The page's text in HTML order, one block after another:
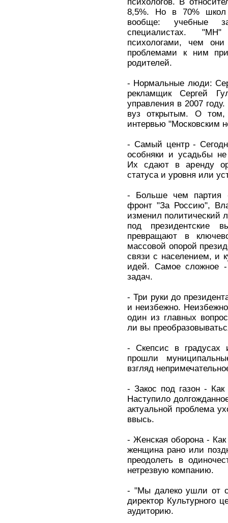
8,5%. Но в 70% школ
вообще: учебные
специалистах.
психологами, чем
проблемами к ним
родителей.
- Нормальные люди:
рекламщик Сергей
управления в 2007
вуз открытым. О том,
интервью "Московским
- Самый центр -
особняки и усадьбы
Их сдают в аренду
статуса и уровня или
- Больше чем партия
фронт "За Россию",
изменил политический
под президентские
превращают в
массовой опорой
связи с населением, и
идей. Самое сложное -
задач.
- Три руки до
и неизбежно.
один из главных
ли вы
- Скепсис в градусах
прошли
взгляд
- Закос под газон - Как
Наступило
актуальной проблема
ввысь.
- Женская оборона -
женщина рано или
преодолеть в
нетрезвую компанию.
- "Мы далеко ушли от
директор Культурного
аудиторию.